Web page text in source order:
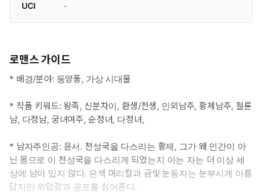
UCI
-
로맨스 가이드
* 배경/분야: 동양풍, 가상 시대물
* 작품 키워드: 왕족, 신분차이, 환생/전생, 인외남주, 황제남주, 절륜
남, 다정남, 궁녀여주, 순정녀, 다정녀,
* 남자주인공: 윤서. 천성국을 다스리는 황제, 그가 왜 인간이 아
닌 몸으로 이 천성국을 다스리게 되었는지 아는 자는 더 이상 세
상에 남아 있지 않다. 은색 머리칼과 금빛 눈동자는 눈부시게 아름
답지만 위압감과 공포를 심어준다.